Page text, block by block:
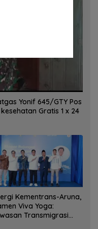
Yonif 645/GTY Pos
Gratis 1 x 24
Kementrans-Aruna,
Viva Yoga:
Transmigrasi